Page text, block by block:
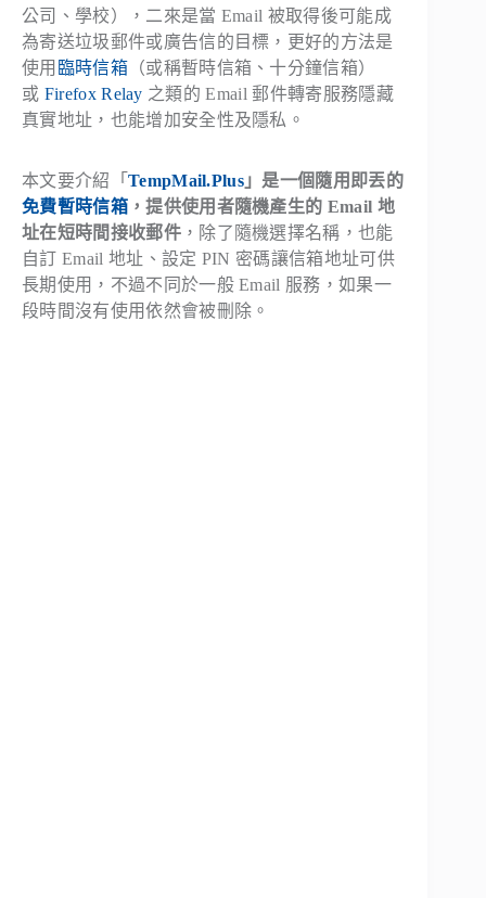
公司、學校），二來是當 Email 被取得後可能成
為寄送垃圾郵件或廣告信的目標，更好的方法是
使用 臨時信箱（或稱暫時信箱、十分鐘信箱）
或 Firefox Relay 之類的 Email 郵件轉寄服務隱藏
真實地址，也能增加安全性及隱私。
本文要介紹「 TempMail.Plus 」是一個隨用即丟的
免費暫時信箱，提供使用者隨機產生的 Email 地
址在短時間接收郵件，除了隨機選擇名稱，也能
自訂 Email 地址、設定 PIN 密碼讓信箱地址可供
長期使用，不過不同於一般 Email 服務，如果一
段時間沒有使用依然會被刪除。